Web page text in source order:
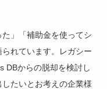
」「補助金を使ってシ
れています。レガシー
DBからの脱却を検討し
たいとお考えの企業様